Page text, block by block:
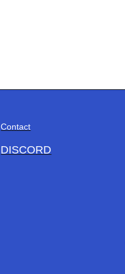
Contact
DISCORD